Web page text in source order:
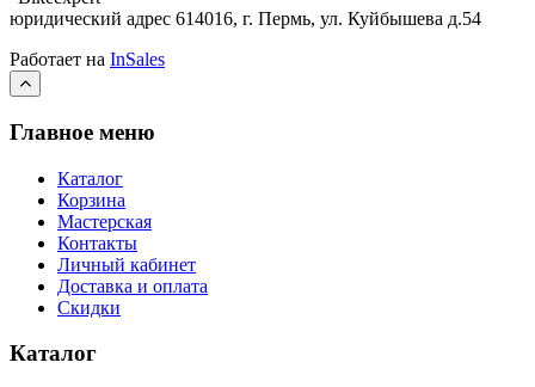
юридический адрес 614016, г. Пермь, ул. Куйбышева д.54
Работает на InSales
Главное меню
Каталог
Корзина
Мастерская
Контакты
Личный кабинет
Доставка и оплата
Скидки
Каталог